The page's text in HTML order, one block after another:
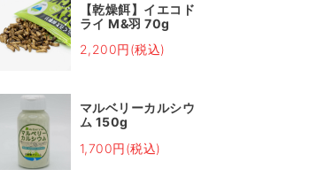
【乾燥餌】イエコド
ライ M&羽 70g
2,200円(税込)
マルベリーカルシウ
ム 150g
1,700円(税込)